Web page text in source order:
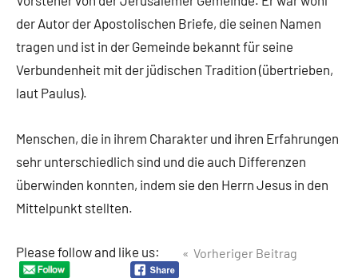
der Autor der Apostolischen Briefe, die seinen Namen
tragen und ist in der Gemeinde bekannt für seine
Verbundenheit mit der jüdischen Tradition (übertrieben,
laut Paulus).
Menschen, die in ihrem Charakter und ihren Erfahrungen
sehr unterschiedlich sind und die auch Differenzen
überwinden konnten, indem sie den Herrn Jesus in den
Mittelpunkt stellten.
Please follow and like us:
BeitragsnavigationVorheriger Beitrag